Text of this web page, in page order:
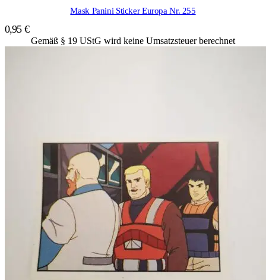
Mask Panini Sticker Europa Nr. 255
0,95 €
Gemäß § 19 UStG wird keine Umsatzsteuer berechnet